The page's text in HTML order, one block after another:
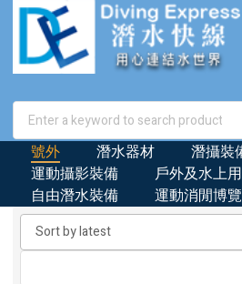
號外 潛水器材
潛攝裝
運動攝影裝備
戶外及水上
自由潛水裝備
運動消閒博